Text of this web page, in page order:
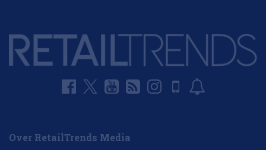
Over RetailTrends Media